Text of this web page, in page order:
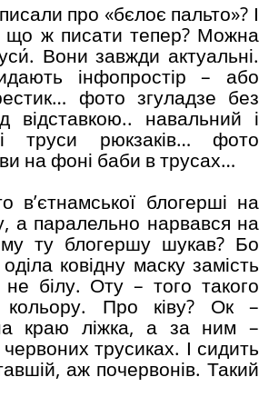
про «бєлоє пальто»? І
що ж писати тепер? Можна
Вони завжди актуальні.
інфопростір – або
фото згуладзе без
відставкою.. навальний і
труси рюкзаків… фото
на фоні баби в трусах…
блогерші на
а паралельно нарвався на
ту блогершу шукав? Бо
ковідну маску замість
не білу. Оту – того такого
кольору. Про ківу? Ок –
краю ліжка, а за ним –
трусиках. І сидить
аж почервонів. Такий